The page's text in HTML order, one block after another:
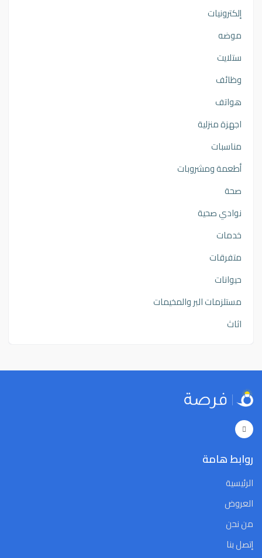
إلكترونيات
موضه
ستلايت
وظائف
هواتف
اجهزة منزلية
مناسبات
أطعمة ومشروبات
صحة
نوادي صحية
خدمات
متفرقات
حيوانات
مستلزمات البر والمخيمات
اثاث
روابط هامة
الرئيسية
العروض
من نحن
إتصل بنا